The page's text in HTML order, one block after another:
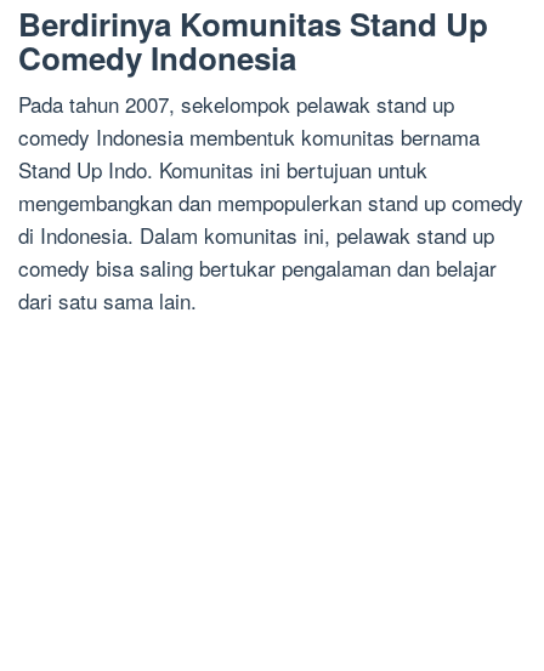
Berdirinya Komunitas Stand Up
Comedy Indonesia
Pada tahun 2007, sekelompok pelawak stand up
comedy Indonesia membentuk komunitas bernama
Stand Up Indo. Komunitas ini bertujuan untuk
mengembangkan dan mempopulerkan stand up comedy
di Indonesia. Dalam komunitas ini, pelawak stand up
comedy bisa saling bertukar pengalaman dan belajar
dari satu sama lain.